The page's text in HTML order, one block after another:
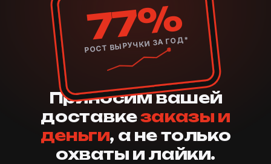
Приносим вашей
доставкезаказы и
деньги, а не только
охваты и лайки.
77%
РОСТ ВЫРУЧКИ ЗА ГОД*